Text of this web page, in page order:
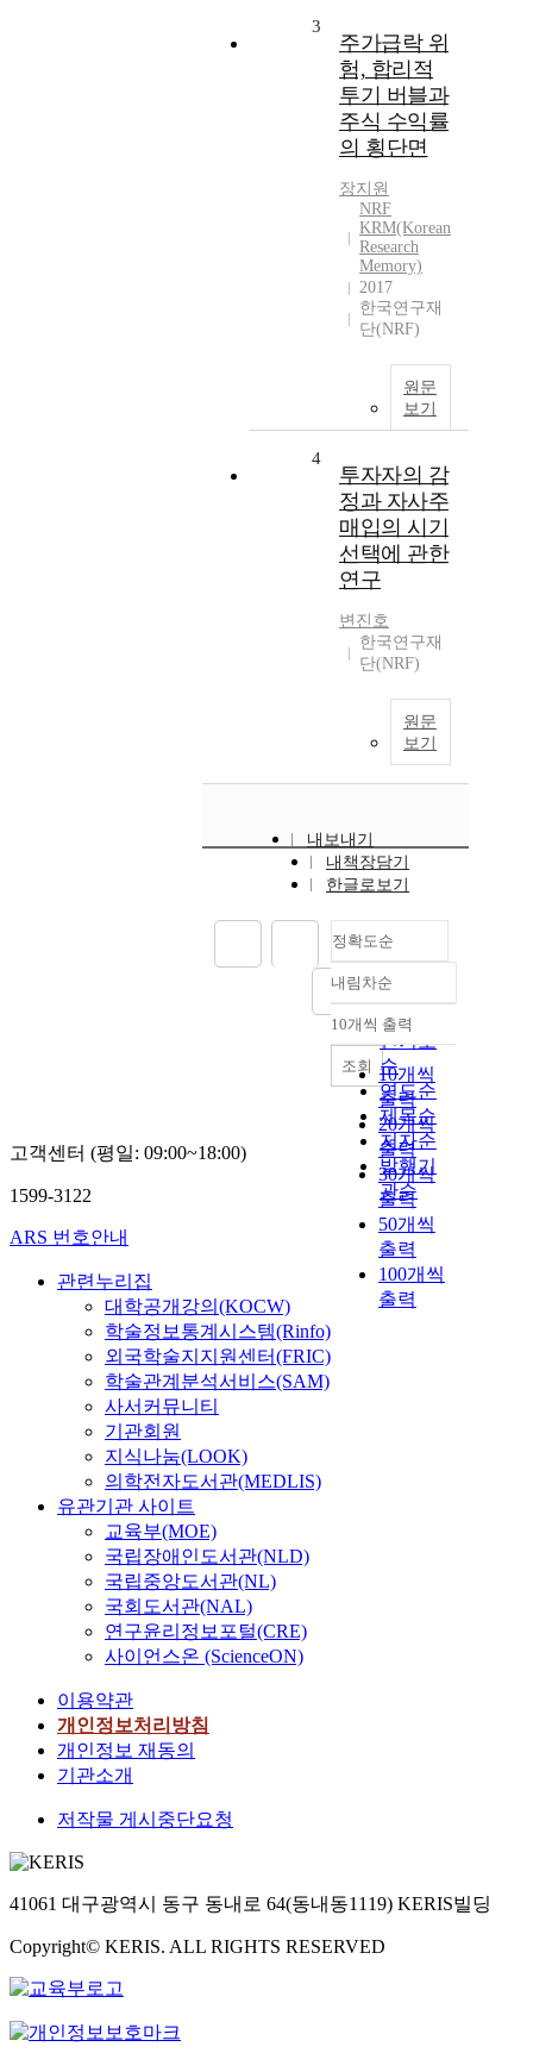
3
주가급락 위
험, 합리적
투기 버블과
주식 수익률
의 횡단면
장지원
NRF
KRM(Korean
Research
Memory)
2017
한국연구재
단(NRF)
원문
보기
4
투자자의 감
정과 자사주
매입의 시기
선택에 관한
연구
변진호
한국연구재
단(NRF)
원문
보기
내보내기
내책장담기
한글로보기
정확도순
정확도
순
인기도
순
연도순
제목순
저자순
발행기
관순
내림차순
내림차순
10개씩 출력
10개씩
출력
20개씩
출력
30개씩
출력
50개씩
출력
100개씩
출력
조회
고객센터 (평일: 09:00~18:00)
1599-3122
ARS 번호안내
관련누리집
대학공개강의(KOCW)
학술정보통계시스템(Rinfo)
외국학술지지원센터(FRIC)
학술관계분석서비스(SAM)
사서커뮤니티
기관회원
지식나눔(LOOK)
의학전자도서관(MEDLIS)
유관기관 사이트
교육부(MOE)
국립장애인도서관(NLD)
국립중앙도서관(NL)
국회도서관(NAL)
연구윤리정보포털(CRE)
사이언스온 (ScienceON)
이용약관
개인정보처리방침
개인정보 재동의
기관소개
저작물 게시중단요청
41061 대구광역시 동구 동내로 64(동내동1119) KERIS빌딩
Copyright© KERIS. ALL RIGHTS RESERVED